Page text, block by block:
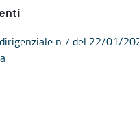
n.7 del 22/01/